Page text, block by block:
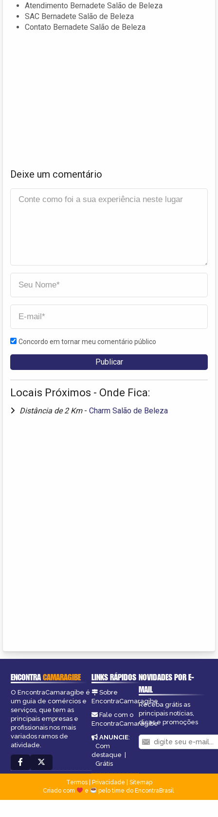
Atendimento Bernadete Salão de Beleza
SAC Bernadete Salão de Beleza
Contato Bernadete Salão de Beleza
Deixe um comentário
Concordo em tornar meu comentário público
Locais Próximos - Onde Fica:
Distância de 2 Km - Charm Salão de Beleza
ENCONTRACAMARAGIBE
O EncontraCamaragibe é
um guia de comércios e
serviços, que tem as
principais empresas e
profissionais nos mais
variados ramos de
atividade.
LINKS RÁPIDOS
Sobre
EncontraCamaragibe
Fale com o
EncontraCamaragibe
ANUNCIE:
Com
destaque |
Grátis
NOVIDADES POR E-
MAIL
Receba grátis as
principais notícias,
dicas e promoções
Termos| Privacidade
Sitemap
Criado com
e pelo time do EncontraBrasil